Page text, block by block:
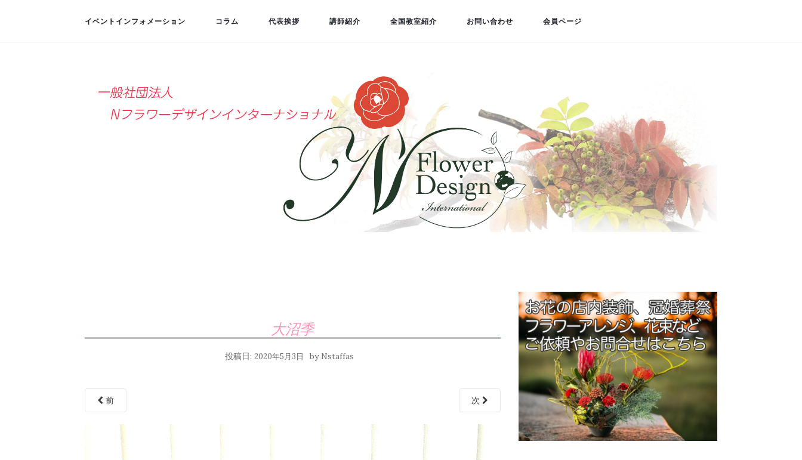
イベントインフォメーション コラム 代表挨拶 講師紹介 全国教室紹介 お問い合わせ 会員ページ
大沼季
投稿日:2020年5月3日 by Nstaffas
前 次